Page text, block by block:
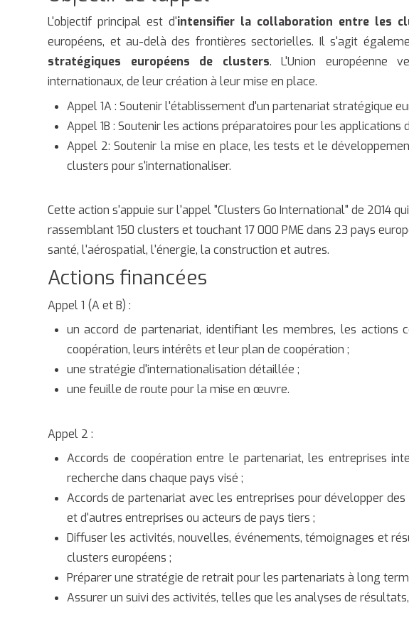
L'objectif principal est d'intensifier la collaboration entre les
européens, et au-delà des frontières sectorielles. Il s'agit
stratégiques européens de clusters. L'Union européenne
internationaux, de leur création à leur mise en place.
Appel 1A : Soutenir l'établissement d'un partenariat stratégique
Appel 1B : Soutenir les actions préparatoires pour les
Appel 2: Soutenir la mise en place, les tests et le
clusters pour s'internationaliser.
Cette action s'appuie sur l'appel "Clusters Go International" de 2014
rassemblant 150 clusters et touchant 17 000 PME dans 23 pays
santé, l'aérospatial, l'énergie, la construction et autres.
Actions financées
Appel 1 (A et B) :
un accord de partenariat, identifiant les membres, les actions
coopération, leurs intérêts et leur plan de coopération ;
une stratégie d'internationalisation détaillée ;
une feuille de route pour la mise en œuvre.
Appel 2 :
Accords de coopération entre le partenariat, les entreprises
recherche dans chaque pays visé ;
Accords de partenariat avec les entreprises pour développer
et d'autres entreprises ou acteurs de pays tiers ;
Diffuser les activités, nouvelles, événements, témoignages et
clusters européens ;
Préparer une stratégie de retrait pour les partenariats à long
Assurer un suivi des activités, telles que les analyses de